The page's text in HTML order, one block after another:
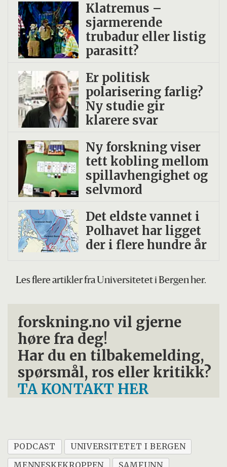
Klatremus –
sjarmerende
trubadur eller listig
parasitt?
Er politisk
polarisering farlig?
Ny studie gir
klarere svar
Ny forskning viser
tett kobling mellom
spillavhengighet og
selvmord
Det eldste vannet i
Polhavet har ligget
der i flere hundre år
Les flere artikler fra Universitetet i Bergen her.
forskning.no vil gjerne
høre fra deg!
Har du en tilbakemelding,
spørsmål, ros eller kritikk?
TA KONTAKT HER
PODCAST
UNIVERSITETET I BERGEN